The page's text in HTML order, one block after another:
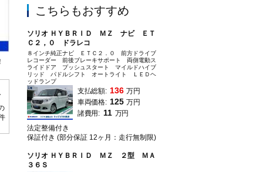
スズキ自販山口 ユーズステーション山口の中古車情報をご覧いただきありが
気軽にお問合せ下さいませ♪
こちらもおすすめ
ソリオ ＨＹＢＲＩＤ ＭＺ ナビ ＥＴ
Ｃ２，０ ドラレコ
８インチ純正ナビ ＥＴＣ２．０ 前方ドライブ
レコーダー 前後ブレーキサポート 両側電動ス
ライドドア プッシュスタート マイルドハイブ
リッド パドルシフト オートライト ＬＥＤヘ
ッドランプ
支払総額: 136 万円
車両価格: 125 万円
諸費用: 11 万円
法定整備付き
保証付き (部分保証 12ヶ月：走行無制限)
ソリオ ＨＹＢＲＩＤ ＭＺ ２型 ＭＡ
３６Ｓ